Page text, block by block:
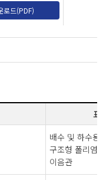
로드(PDF)
표
배수 및 하수용
구조형 폴리염
이음관